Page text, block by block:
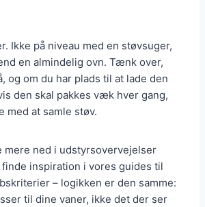
Ikke på niveau med en støvsuger,
en almindelig ovn. Tænk over,
og om du har plads til at lade den
den skal pakkes væk hver gang,
med at samle støv.
mere ned i udstyrsovervejelser
inspiration i vores guides til
– logikken er den samme:
til dine vaner, ikke det der ser